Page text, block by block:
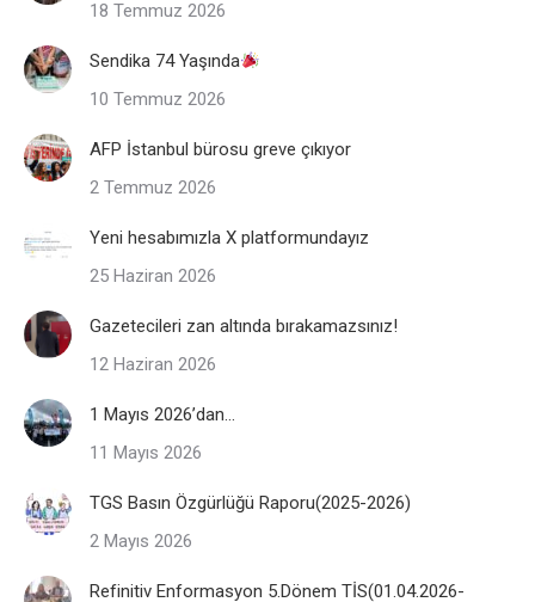
18 Temmuz 2026
Sendika 74 Yaşında
10 Temmuz 2026
AFP İstanbul bürosu greve çıkıyor
2 Temmuz 2026
Yeni hesabımızla X platformundayız
25 Haziran 2026
Gazetecileri zan altında bırakamazsınız!
12 Haziran 2026
1 Mayıs 2026’dan…
11 Mayıs 2026
TGS Basın Özgürlüğü Raporu(2025-2026)
2 Mayıs 2026
Refinitiv Enformasyon 5.Dönem TİS(01.04.2026-